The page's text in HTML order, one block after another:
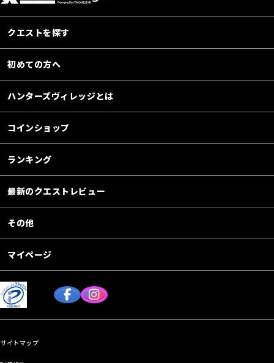
クエストを探す
初めての方へ
ハンターズヴィレッジとは
コインショップ
ランキング
最新のクエストレビュー
その他
マイページ
サイトマップ